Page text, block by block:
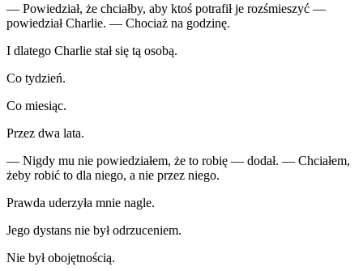
— Powiedział, że chciałby, aby ktoś potrafił je rozśmieszyć —
powiedział Charlie. — Chociaż na godzinę.
I dlatego Charlie stał się tą osobą.
Co tydzień.
Co miesiąc.
Przez dwa lata.
— Nigdy mu nie powiedziałem, że to robię — dodał. — Chciałem,
żeby robić to dla niego, a nie przez niego.
Prawda uderzyła mnie nagle.
Jego dystans nie był odrzuceniem.
Nie był obojętnością.